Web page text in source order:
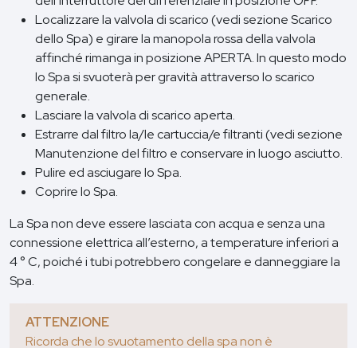
Localizzare la valvola di scarico (vedi sezione Scarico
dello Spa) e girare la manopola rossa della valvola
affinché rimanga in posizione APERTA. In questo modo
lo Spa si svuoterà per gravità attraverso lo scarico
generale.
Lasciare la valvola di scarico aperta.
Estrarre dal filtro la/le cartuccia/e filtranti (vedi sezione
Manutenzione del filtro e conservare in luogo asciutto.
Pulire ed asciugare lo Spa.
Coprire lo Spa.
La Spa non deve essere lasciata con acqua e senza una
connessione elettrica all’esterno, a temperature inferiori a
4 ° C, poiché i tubi potrebbero congelare e danneggiare la
Spa.
ATTENZIONE
Ricorda che lo svuotamento della spa non è